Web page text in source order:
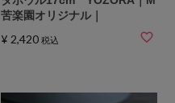
苦楽園オリジナル｜
¥ 2,420 税込